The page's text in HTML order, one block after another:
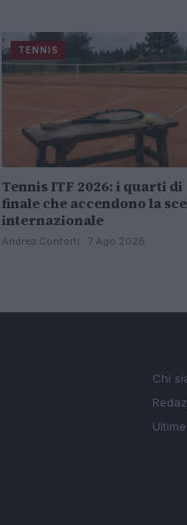
TENNIS
Tennis ITF 2026: i quarti di
finale che accendono la
internazionale
Andrea Conforti · 7 Ago 2026
Chi